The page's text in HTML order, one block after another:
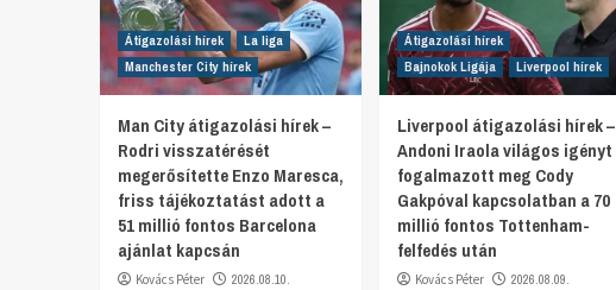
Átigazolási hírek
La liga
Manchester City hírek
Man City átigazolási hírek –
Rodri visszatérését
megerősítette Enzo Maresca,
friss tájékoztatást adott a
51 millió fontos Barcelona
ajánlat kapcsán
Kovács Péter 2026.08.10.
Átigazolási hírek
Bajnokok Ligája
Liverpool hírek
Liverpool átigazolási hírek –
Andoni Iraola világos igényt
fogalmazott meg Cody
Gakpóval kapcsolatban a 70
millió fontos Tottenham-
felfedés után
Kovács Péter 2026.08.09.